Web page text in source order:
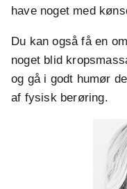
have noget med
Du kan også få en
noget blid
og gå i godt humør
af fysisk berøring.